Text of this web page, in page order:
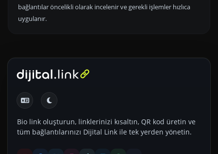
bağlantılar öncelikli olarak incelenir ve gerekli işlemler hızlıca
uygulanır.
Bio link oluşturun, linklerinizi kısaltın, QR kod üretin ve
tüm bağlantılarınızı Dijital Link ile tek yerden yönetin.